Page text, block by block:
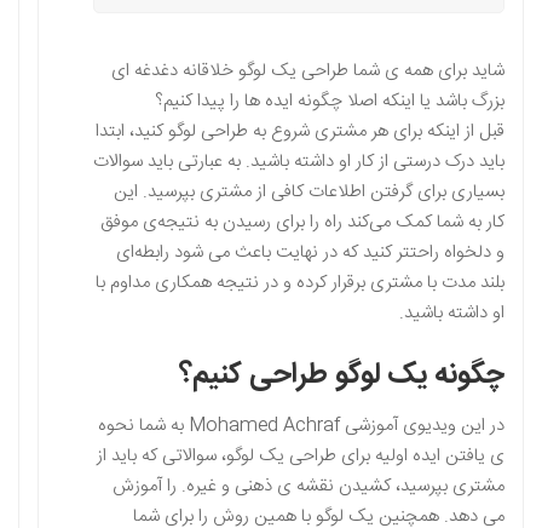
شاید برای همه ی شما طراحی یک لوگو خلاقانه دغدغه ای
بزرگ باشد یا اینکه اصلا چگونه ایده ها را پیدا کنیم؟
قبل از اینکه برای هر مشتری شروع به طراحی لوگو کنید، ابتدا
باید درک درستی از کار او داشته باشید. به عبارتی باید سوالات
بسیاری برای گرفتن اطلاعات کافی از مشتری بپرسید. این
کار به شما کمک می‌کند راه را برای رسیدن به نتیجه‌ی موفق
و دلخواه راحتتر کنید که در نهایت باعث می شود رابطه‌ای
بلند مدت با مشتری برقرار کرده و در نتیجه همکاری مداوم با
او داشته باشید.
چگونه یک لوگو طراحی کنیم؟
در این ویدیوی آموزشی Mohamed Achraf به شما نحوه
ی یافتن ایده اولیه برای طراحی یک لوگو، سوالاتی که باید از
مشتری بپرسید، کشیدن نقشه ی ذهنی و غیره. را آموزش
می دهد. همچنین یک لوگو با همین روش را برای شما